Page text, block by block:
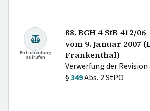
Entscheidung
aufrufen
88. BGH 4 StR 412/
vom 9. Januar 2007
Frankenthal)
Verwerfung der
§349Abs. 2 StPO